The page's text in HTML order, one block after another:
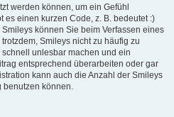
werden können, um ein Gefühl
es einen kurzen Code, z. B. bedeutet :)
können Sie beim Verfassen eines
Smileys nicht zu häufig zu
unlesbar machen und ein
entsprechend überarbeiten oder gar
kann auch die Anzahl der Smileys
benutzen können.